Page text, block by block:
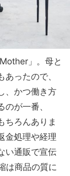
」。母と
ったので、
、かつ働き方
が一番、
ちろんありま
金処理や経理
い通販で宣伝
は商品の質に